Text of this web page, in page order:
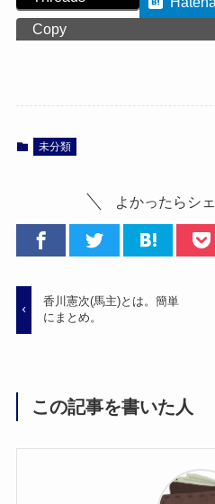
Copy
未分類
よかったらシ
香川憲次(馬主)とは。簡単
にまとめ。
この記事を書いた人